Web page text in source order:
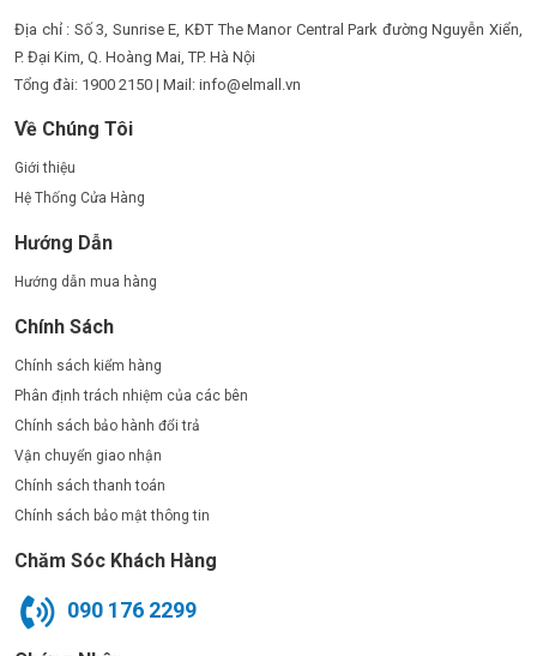
Địa chỉ : Số 3, Sunrise E, KĐT The Manor Central Park đường Nguyễn Xiển,
P. Đại Kim, Q. Hoàng Mai, TP. Hà Nội
Tổng đài: 1900 2150 | Mail: info@elmall.vn
Về Chúng Tôi
Giới thiệu
Hệ Thống Cửa Hàng
Hướng Dẫn
Hướng dẫn mua hàng
Chính Sách
Chính sách kiểm hàng
Phân định trách nhiệm của các bên
Chính sách bảo hành đổi trả
Vận chuyển giao nhận
Chính sách thanh toán
Chính sách bảo mật thông tin
Chăm Sóc Khách Hàng
090 176 2299